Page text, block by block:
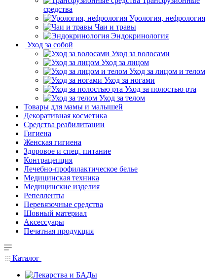
средства
Урология, нефрология
Чаи и травы
Эндокринология
Уход за собой
Уход за волосами
Уход за лицом
Уход за лицом и телом
Уход за ногами
Уход за полостью рта
Уход за телом
Товары для мамы и малышей
Декоративная косметика
Средства реабилитации
Гигиена
Женская гигиена
Здоровое и спец. питание
Контрацепция
Лечебно-профилактическое белье
Медицинская техника
Медицинские изделия
Репелленты
Перевязочные средства
Шовный материал
Аксессуары
Печатная продукция
Каталог